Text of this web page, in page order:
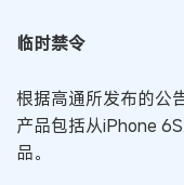
临时禁令
根据高通所发布的公
产品包括从iPhone
品。